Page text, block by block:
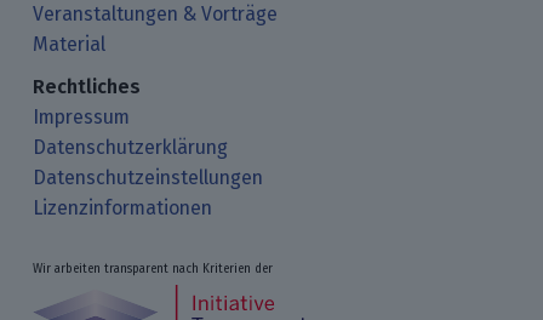
Veranstaltungen & Vorträge
Material
Rechtliches
Impressum
Datenschutzerklärung
Datenschutzeinstellungen
Lizenzinformationen
Wir arbeiten transparent nach Kriterien der